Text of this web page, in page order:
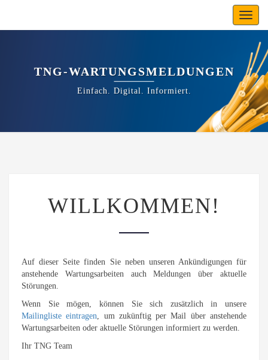
Toggle
TNG-WARTUNGSMELDUNGEN
Einfach. Digital. Informiert.
WILLKOMMEN!
Auf dieser Seite finden Sie neben unseren Ankündigungen für
anstehende Wartungsarbeiten auch Meldungen über aktuelle
Störungen.
Wenn Sie mögen, können Sie sich zusätzlich in unsere
Mailingliste eintragen, um zukünftig per Mail über anstehende
Wartungsarbeiten oder aktuelle Störungen informiert zu werden.
Ihr TNG Team